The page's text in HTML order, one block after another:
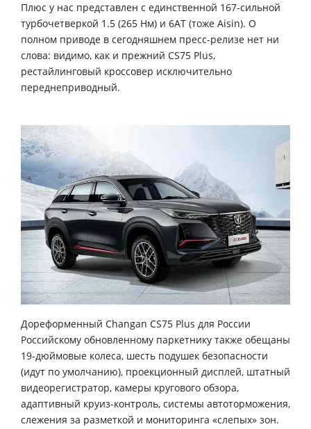
Плюс у нас представлен с единственной 167-сильной
турбочетверкой 1.5 (265 Нм) и 6АТ (тоже Aisin). О
полном приводе в сегодняшнем пресс-релизе нет ни
слова: видимо, как и прежний CS75 Plus,
рестайлинговый кроссовер исключительно
переднеприводный.
Дореформенный Changan CS75 Plus для России
Российскому обновленному паркетнику также обещаны
19-дюймовые колеса, шесть подушек безопасности
(идут по умолчанию), проекционный дисплей, штатный
видеорегистратор, камеры кругового обзора,
адаптивный круиз-контроль, системы автоторможения,
слежения за разметкой и мониторинга «слепых» зон.